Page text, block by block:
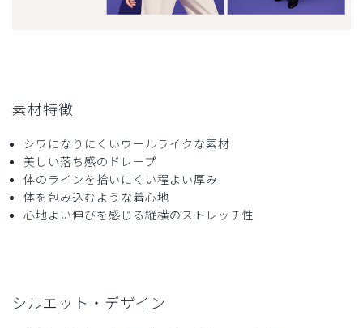
素材特徴
シワになりにくいウールライクな素材
美しい落ち感のドレープ
体のラインを拾いにくい程よい厚み
体を包み込むような着心地
心地よい伸びを感じる縦横のストレッチ性
シルエット・デザイン